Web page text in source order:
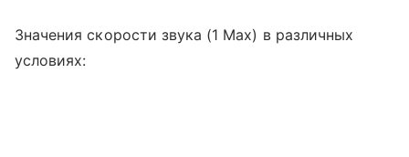
Значения скорости звука (1 Мах) в различных
условиях: